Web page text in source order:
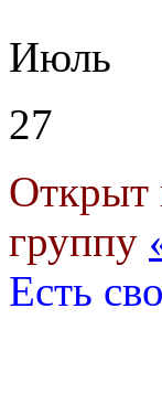
Июль
27
Открыт
группу
Есть